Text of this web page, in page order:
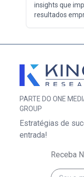
insights que
resultados
PARTE DO ONE
GROUP
Estratégias de
entrada!
Receba